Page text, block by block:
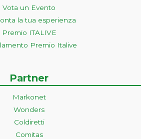
Vota un Evento
la tua esperienza
Premio ITALIVE
Premio Italive
Partner
Markonet
Wonders
Coldiretti
Comitas